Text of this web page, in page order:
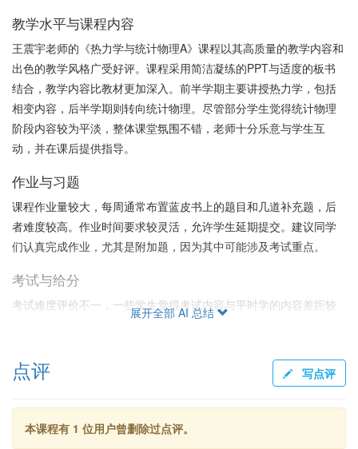
教学水平与课程内容
王震宇老师的《热力学与统计物理A》课程以其高质量的教学内容和
出色的教学风格广受好评。课程采用简洁凝练的PPT与适度的板书
结合，教学内容比教材更加深入。前半学期主要讲授热力学，包括
相变内容，后半学期则转向统计物理。尽管部分学生觉得统计物理
阶段内容较为平淡，整体课堂氛围不错，老师十分乐意与学生互
动，并在课后提供指导。
作业与习题
课程作业量较大，每周通常布置蓝皮书上的题目和几道补充题，后
者难度较高。作业时间要求较灵活，允许学生延期提交。建议同学
们认真完成作业，尤其是附加题，因为其中可能涉及考试重点。
考试与给分
考试难度评价不一，一些学生觉得考试内容与平时学的内容差距较
作业和小论文也会影响最终成绩。老师通常给分较为慷慨，尽管个
别同学的考试成绩未达平均线，但最终成绩仍较高。
展开全部 AI 总结
点评 写点评
本课程有 1 位用户曾删除过点评。